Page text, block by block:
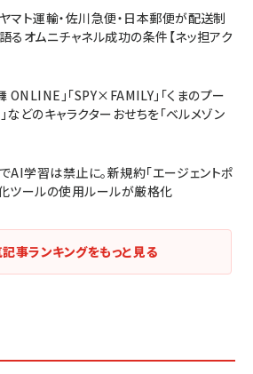
マト運輸・佐川急便・日本郵便が配送制
るオムニチャネル成功の条件【ネッ担アク
」「SPY×FAMILY」「くまのプー
などのキャラクターおせちを「ベルメゾン
学習は禁止に。新規約「エージェントポ
化ツールの使用ルールが厳格化
事ランキングをもっと見る